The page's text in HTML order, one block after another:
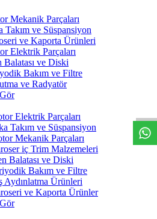
Mekanik Parçaları
Takım ve Süspansiyon
ve Kaporta Ürünleri
Elektrik Parçaları
Balatası ve Diski
Bakım ve Filtre
ve Radyatör
Elektrik Parçaları
Takım ve Süspansiyon
Mekanik Parçaları
iç Trim Malzemeleri
Balatası ve Diski
Bakım ve Filtre
Aydınlatma Ürünleri
ve Kaporta Ürünler